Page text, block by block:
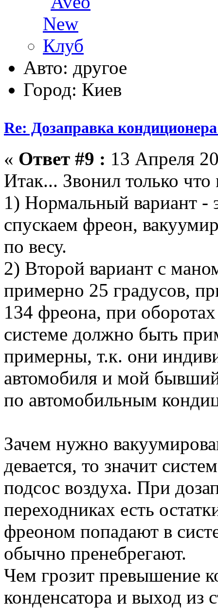
Авто: другое
Город: Киев
Re: Дозаправка
« Ответ #9 : 13 Апреля
Итак... Звонил только что
1) Нормальный вариант -
спускаем фреон,
по весу.
2) Второй вариант с
примерно 25 градусов,
134 фреона, при
системе должно быть
примерны, т.к. они
автомобиля и мой
по автомобильным
Зачем нужно
девается, то значит
подсос воздуха. При
переходниках есть
фреоном попадают в
обычно пренебрегают.
Чем грозит превышение
конденсатора и выход из